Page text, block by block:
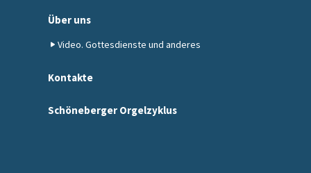
Über uns
Video. Gottesdienste und anderes
Kontakte
Schöneberger Orgelzyklus